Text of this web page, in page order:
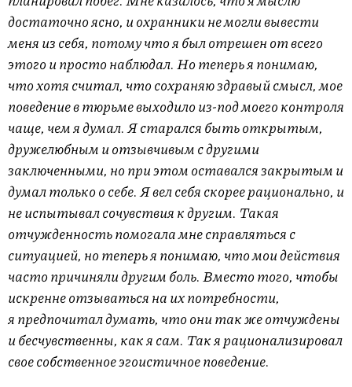
достаточно ясно, и охранники не могли вывести
меня из себя, потому что я был отрешен от всего
этого и просто наблюдал. Но теперь я понимаю,
что хотя считал, что сохраняю здравый смысл, мое
поведение в тюрьме выходило из-под моего контроля
чаще, чем я думал. Я старался быть открытым,
дружелюбным и отзывчивым с другими
заключенными, но при этом оставался закрытым и
думал только о себе. Я вел себя скорее рационально, и
не испытывал сочувствия к другим. Такая
отчужденность помогала мне справляться с
ситуацией, но теперь я понимаю, что мои действия
часто причиняли другим боль. Вместо того, чтобы
искренне отзываться на их потребности,
я предпочитал думать, что они так же отчуждены
и бесчувственны, как я сам. Так я рационализировал
свое собственное эгоистичное поведение.